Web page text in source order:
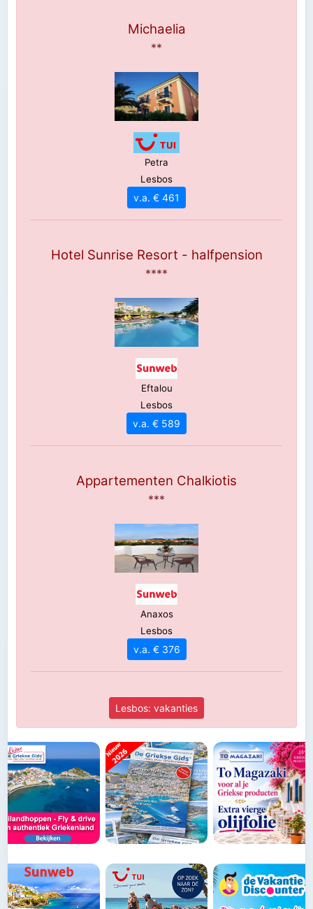
Michaelia
**
Petra
Lesbos
v.a. € 461
Hotel Sunrise Resort - halfpension
****
Eftalou
Lesbos
v.a. € 589
Appartementen Chalkiotis
***
Anaxos
Lesbos
v.a. € 376
Lesbos: vakanties